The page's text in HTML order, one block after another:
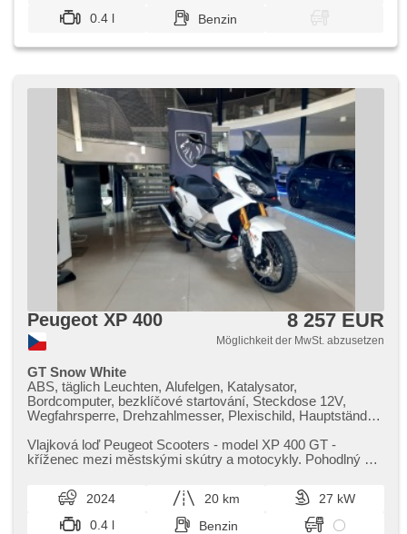
0.4 l
Benzin
Peugeot XP 400 8 257 EUR
Möglichkeit der MwSt. abzusetzen
GT Snow White
ABS, täglich Leuchten, Alufelgen, Katalysator,
Bordcomputer, bezklíčové startování, Steckdose 12V,
Wegfahrsperre, Drehzahlmesser, Plexischild, Hauptständer,
Vlajková loď Peugeot Scooters ​- model XP 400 GT ​-
kříženec mezi městskými skútry a motocykly. Pohodlný ve
2024 20 km
27 kW
0.4 l
Benzin